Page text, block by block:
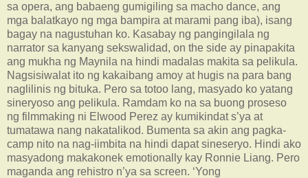
sa opera, ang babaeng gumigiling sa macho dance, ang
mga balatkayo ng mga bampira at marami pang iba), isang
bagay na nagustuhan ko. Kasabay ng pangingilala ng
narrator sa kanyang sekswalidad, on the side ay pinapakita
ang mukha ng Maynila na hindi madalas makita sa pelikula.
Nagsisiwalat ito ng kakaibang amoy at hugis na para bang
naglilinis ng bituka. Pero sa totoo lang, masyado ko yatang
sineryoso ang pelikula. Ramdam ko na sa buong proseso
ng filmmaking ni Elwood Perez ay kumikindat s’ya at
tumatawa nang nakatalikod. Bumenta sa akin ang pagka-
camp nito na nag-iimbita na hindi dapat sineseryo. Hindi ako
masyadong makakonek emotionally kay Ronnie Liang. Pero
maganda ang rehistro n’ya sa screen. ‘Yong